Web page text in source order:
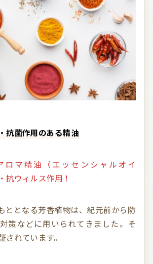
抗菌作用のある精油
抗ウィルス作用！
策などに用いられてきました。そ
されています。